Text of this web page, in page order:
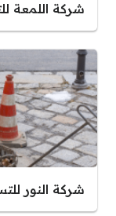
شركة اللمعة
شركة النور